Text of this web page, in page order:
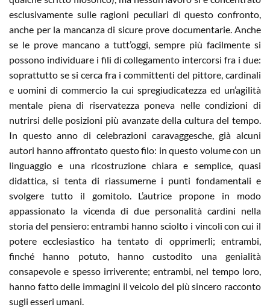
esclusivamente sulle ragioni peculiari di questo confronto,
anche per la mancanza di sicure prove documentarie. Anche
se le prove mancano a tutt’oggi, sempre più facilmente si
possono individuare i fili di collegamento intercorsi fra i due:
soprattutto se si cerca fra i committenti del pittore, cardinali
e uomini di commercio la cui spregiudicatezza ed un’agilità
mentale piena di riservatezza poneva nelle condizioni di
nutrirsi delle posizioni più avanzate della cultura del tempo.
In questo anno di celebrazioni caravaggesche, già alcuni
autori hanno affrontato questo filo: in questo volume con un
linguaggio e una ricostruzione chiara e semplice, quasi
didattica, si tenta di riassumerne i punti fondamentali e
svolgere tutto il gomitolo. L’autrice propone in modo
appassionato la vicenda di due personalità cardini nella
storia del pensiero: entrambi hanno sciolto i vincoli con cui il
potere ecclesiastico ha tentato di opprimerli; entrambi,
finché hanno potuto, hanno custodito una genialità
consapevole e spesso irriverente; entrambi, nel tempo loro,
hanno fatto delle immagini il veicolo del più sincero racconto
sugli esseri umani.